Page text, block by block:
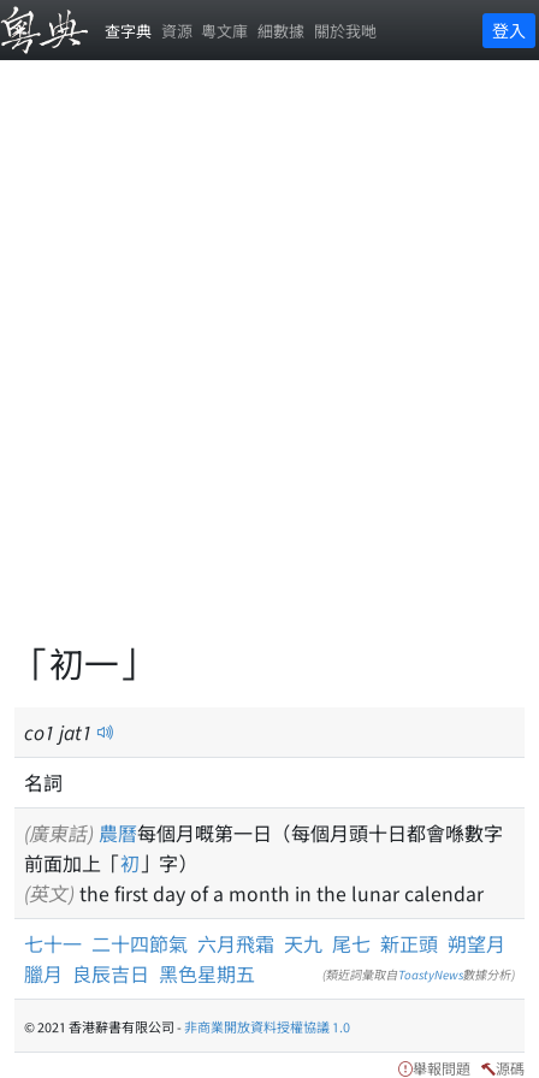
查字典 資源 粵文庫 細數據 關於我哋 登入
「初一」
co1 jat1
名詞
(廣東話) 農曆每個月嘅第一日（每個月頭十日都會喺數字
前面加上「初 」字）
(英文) the first day of a month in the lunar calendar
七十一 二十四節氣 六月飛霜 天九 尾七 新正頭 朔望月
臘月 良辰吉日 黑色星期五 (類近詞彙取自ToastyNews數據分析)
© 2021 香港辭書有限公司 -非商業開放資料授權協議 1.0
舉報問題 源碼